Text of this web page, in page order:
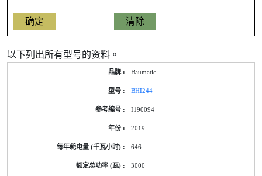
以下列出所有型号的资料。
Baumatic
BHI244
I190094
2019
646
3000